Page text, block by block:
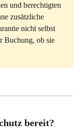
und berechtigten
zusätzliche
nicht selbst
Buchung, ob sie
bereit?